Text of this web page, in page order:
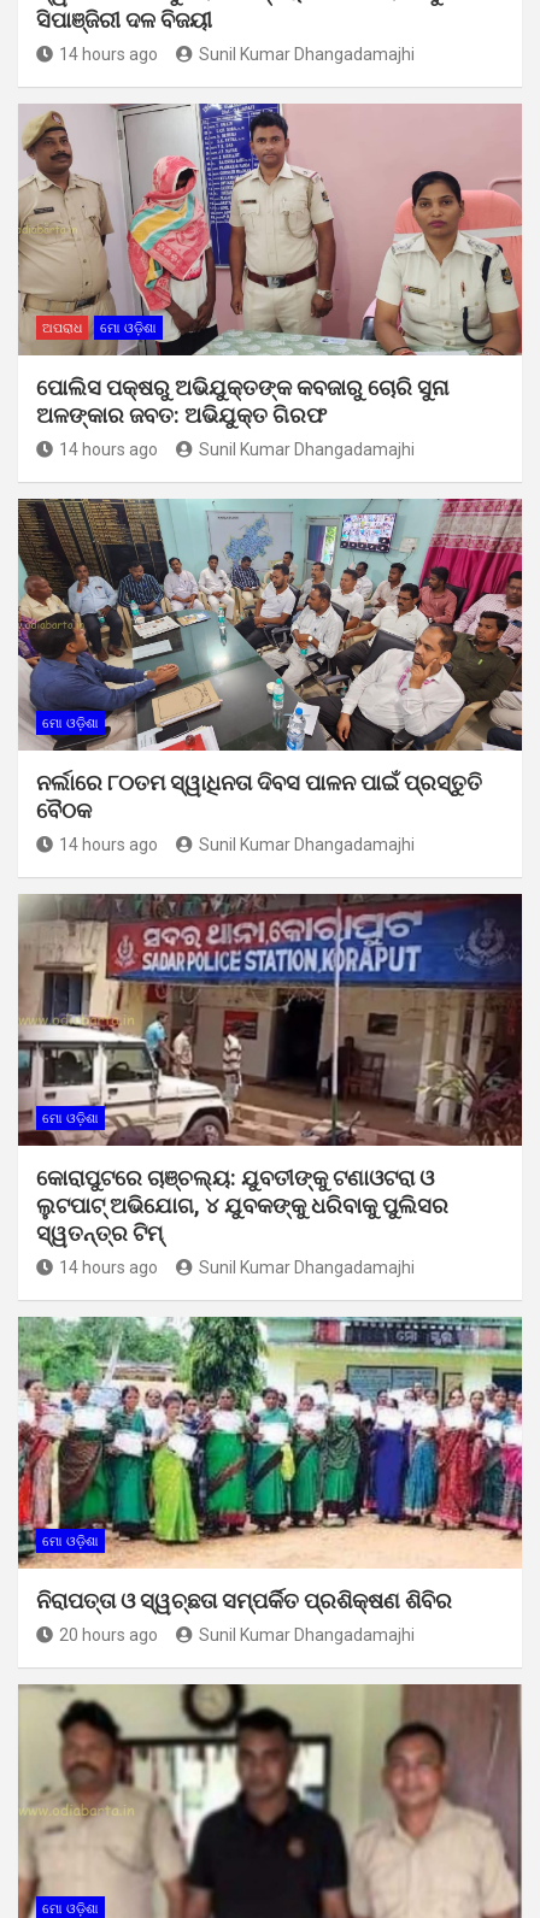
ସିପାଞ୍ଜିରୀ ଦଳ ବିଜୟୀ
14 hours ago Sunil Kumar Dhangadamajhi
ଅପରାଧ ମୋ ଓଡ଼ିଶା
ପୋଲିସ ପକ୍ଷରୁ ଅଭିଯୁକ୍ତଙ୍କ କବଜାରୁ ଚୋରି ସୁନା
ଅଳଙ୍କାର ଜବତ: ଅଭିଯୁକ୍ତ ଗିରଫ
14 hours ago Sunil Kumar Dhangadamajhi
ମୋ ଓଡ଼ିଶା
ନର୍ଲାରେ ୮୦ତମ ସ୍ୱାଧିନତା ଦିବସ ପାଳନ ପାଇଁ ପ୍ରସ୍ତୁତି
ବୈଠକ
14 hours ago Sunil Kumar Dhangadamajhi
ମୋ ଓଡ଼ିଶା
କୋରାପୁଟରେ ଚାଞ୍ଚଲ୍ୟ: ଯୁବତୀଙ୍କୁ ଟଣାଓଟରା ଓ
ଲୁଟପାଟ୍ ଅଭିଯୋଗ, ୪ ଯୁବକଙ୍କୁ ଧରିବାକୁ ପୁଲିସର
ସ୍ୱତନ୍ତ୍ର ଟିମ୍
14 hours ago Sunil Kumar Dhangadamajhi
ମୋ ଓଡ଼ିଶା
ନିରାପତ୍ତା ଓ ସ୍ୱଚ୍ଛତା ସମ୍ପର୍କିତ ପ୍ରଶିକ୍ଷଣ ଶିବିର
20 hours ago Sunil Kumar Dhangadamajhi
ମୋ ଓଡ଼ିଶା